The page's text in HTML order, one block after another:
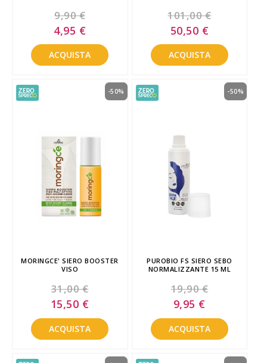
9,90 €
Special
Price
4,95 €
ACQUISTA
101,00 €
Special
Price
50,50 €
ACQUISTA
MORINGCE' SIERO BOOSTER
VISO
31,00 €
-50%
Special
Price
15,50 €
ACQUISTA
PUROBIO FS SIERO SEBO
NORMALIZZANTE 15 ML
19,90 €
-50%
Special
Price
9,95 €
ACQUISTA